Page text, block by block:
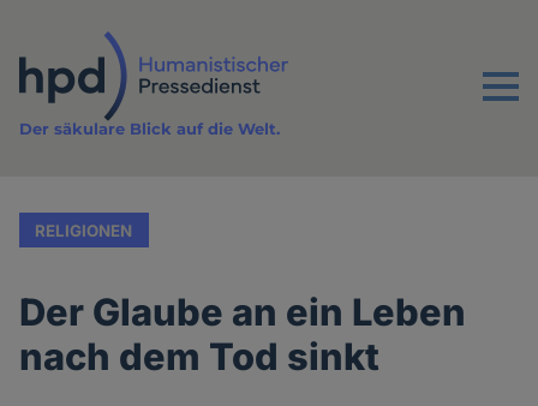
Inhalt
Menu
Der säkulare Blick auf die Welt.
RELIGIONEN
Der Glaube an ein Leben
nach dem Tod sinkt